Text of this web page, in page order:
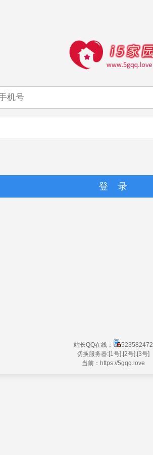
站长QQ在线：
523582472
切换服务器:[1号] [2号] [3号]
当前：https://5gqq.love